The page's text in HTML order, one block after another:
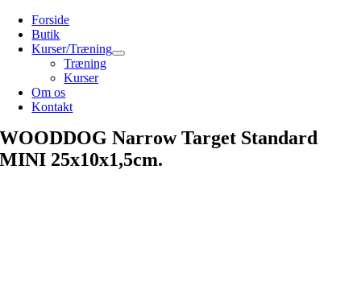
Forside
Butik
Kurser/Træning
Træning
Kurser
Om os
Kontakt
WOODDOG Narrow Target Standard
MINI 25x10x1,5cm.